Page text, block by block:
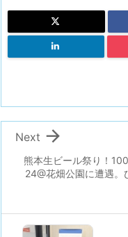
熊本生ビール祭り！
24@花畑公園に遭遇。

Next